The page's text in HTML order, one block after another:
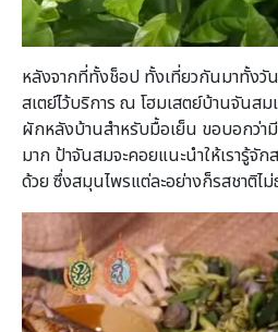
หลังจากที่ทั้งช็อป ทั้งเที่ยวกันมาทั้งวั
สเตย์ไว้บริการ ณ โฮมเสตย์บ้านจันสม
ผักหลังบ้านสำหรับมื้อเย็น ขอบอกว่
มาก ป้าจันสมจะคอยแนะนำให้เรารู้จั
ด้วย ซึ่งสมุนไพรแต่ละอย่างก็รสชาติไ